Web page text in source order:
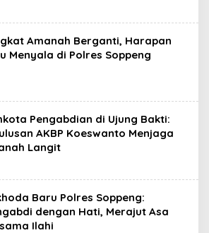
Amanah Berganti, Harapan
Menyala di Polres Soppeng
Pengabdian di Ujung Bakti:
AKBP Koeswanto Menjaga
Langit
Baru Polres Soppeng:
dengan Hati, Merajut Asa
Ilahi